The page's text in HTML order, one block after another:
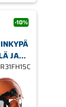
-10%
JA